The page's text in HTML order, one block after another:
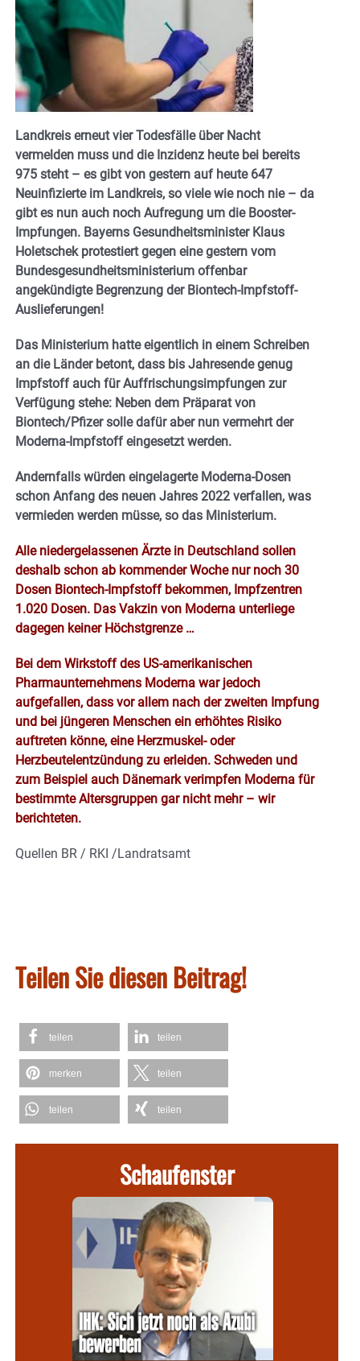
Landkreis erneut vier Todesfälle über Nacht
vermelden muss und die Inzidenz heute bei bereits
975 steht – es gibt von gestern auf heute 647
Neuinfizierte im Landkreis, so viele wie noch nie – da
gibt es nun auch noch Aufregung um die Booster-
Impfungen. Bayerns Gesundheitsminister Klaus
Holetschek protestiert gegen eine gestern vom
Bundesgesundheitsministerium offenbar
angekündigte Begrenzung der Biontech-Impfstoff-
Auslieferungen!
Das Ministerium hatte eigentlich in einem Schreiben
an die Länder betont, dass bis Jahresende genug
Impfstoff auch für Auffrischungsimpfungen zur
Verfügung stehe: Neben dem Präparat von
Biontech/Pfizer solle dafür aber nun vermehrt der
Moderna-Impfstoff eingesetzt werden.
Andernfalls würden eingelagerte Moderna-Dosen
schon Anfang des neuen Jahres 2022 verfallen, was
vermieden werden müsse, so das Ministerium.
Alle niedergelassenen Ärzte in Deutschland sollen
deshalb schon ab kommender Woche nur noch 30
Dosen Biontech-Impfstoff bekommen, Impfzentren
1.020 Dosen. Das Vakzin von Moderna unterliege
dagegen keiner Höchstgrenze …
Bei dem Wirkstoff des US-amerikanischen
Pharmaunternehmens Moderna war jedoch
aufgefallen, dass vor allem nach der zweiten Impfung
und bei jüngeren Menschen ein erhöhtes Risiko
auftreten könne, eine Herzmuskel- oder
Herzbeutelentzündung zu erleiden. Schweden und
zum Beispiel auch Dänemark verimpfen Moderna für
bestimmte Altersgruppen gar nicht mehr – wir
berichteten.
Quellen BR / RKI /Landratsamt
Teilen Sie diesen Beitrag!
teilen teilen
merken teilen
teilen teilen
Schaufenster